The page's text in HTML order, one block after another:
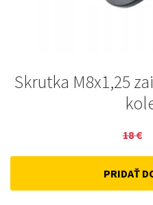
Skrutka M8x1,25
18€
PRIDAŤ